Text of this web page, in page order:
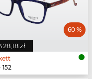
zł
60 %
152